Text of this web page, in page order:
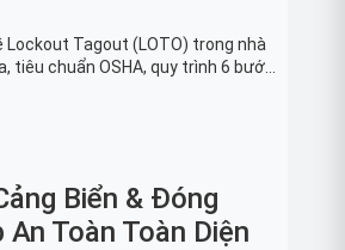
Lockout Tagout (LOTO) trong nhà
tiêu chuẩn OSHA, quy trình 6 bước
thiết yếu. Giải pháp bảo trì lò
Biển & Đóng
An Toàn Toàn Diện